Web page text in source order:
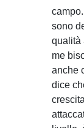
sono
qualità
me
anche
dice